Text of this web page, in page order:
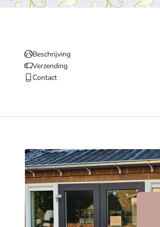
Beschrijving
Verzending
Contact